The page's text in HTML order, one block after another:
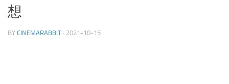
想
BY CINEMARABBIT · 2021-10-15